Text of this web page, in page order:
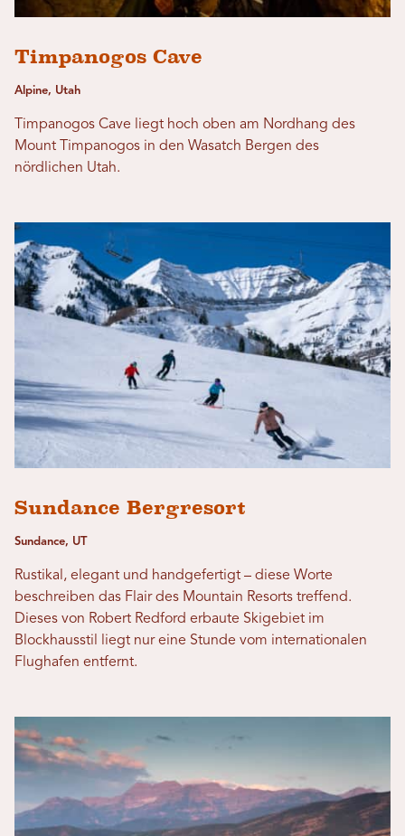
Timpanogos Cave
Alpine, Utah
Timpanogos Cave liegt hoch oben am Nordhang des
Mount Timpanogos in den Wasatch Bergen des
nördlichen Utah.
Sundance Bergresort
Sundance, UT
Rustikal, elegant und handgefertigt – diese Worte
beschreiben das Flair des Mountain Resorts treffend.
Dieses von Robert Redford erbaute Skigebiet im
Blockhausstil liegt nur eine Stunde vom internationalen
Flughafen entfernt.